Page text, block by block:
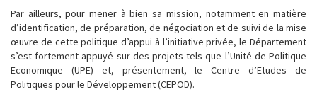
Par ailleurs, pour mener à bien sa mission, notamment en matière
d’identification, de préparation, de négociation et de suivi de la mise
œuvre de cette politique d’appui à l’initiative privée, le Département
s’est fortement appuyé sur des projets tels que l’Unité de Politique
Economique (UPE) et, présentement, le Centre d’Etudes de
Politiques pour le Développement (CEPOD).